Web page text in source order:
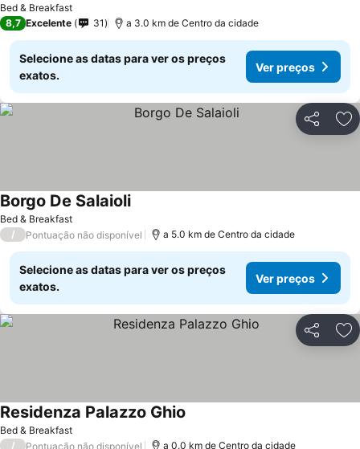
Bed & Breakfast
8,7 Excelente 31 a 3.0 km de Centro da cidade
Selecione as datas para ver os preços
exatos.
Ver preços
Partilhar
Bed & Breakfast
Borgo De Salaioli
/ Pontuação não disponível a 5.0 km de Centro da cidade
Selecione as datas para ver os preços
exatos.
Ver preços
Partilhar
Bed & Breakfast
Residenza Palazzo Ghio
/ Pontuação não disponível a 0.0 km de Centro da cidade